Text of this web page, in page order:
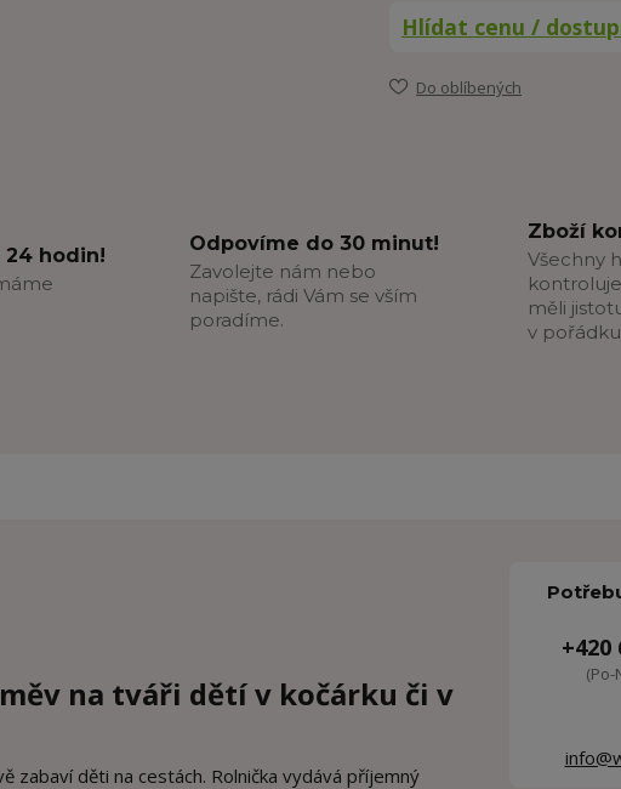
Hlídat cenu /
Do oblíbených
24 hodin!
Odpovíme do 30 minut!
Zavolejte nám nebo
napište, rádi Vám se vším
poradíme.
Zboží
Všechny
měli
v
na tváři dětí v kočárku či v
zabaví děti na cestách. Rolnička vydává příjemný
+420
(Po-